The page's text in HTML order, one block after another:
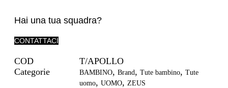
Hai una tua squadra?
CONTATTACI
COD
T/APOLLO
Categorie
BAMBINO, Brand, Tute bambino, Tute
uomo, UOMO, ZEUS